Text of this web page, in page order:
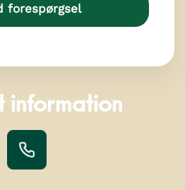
forespørgsel
information